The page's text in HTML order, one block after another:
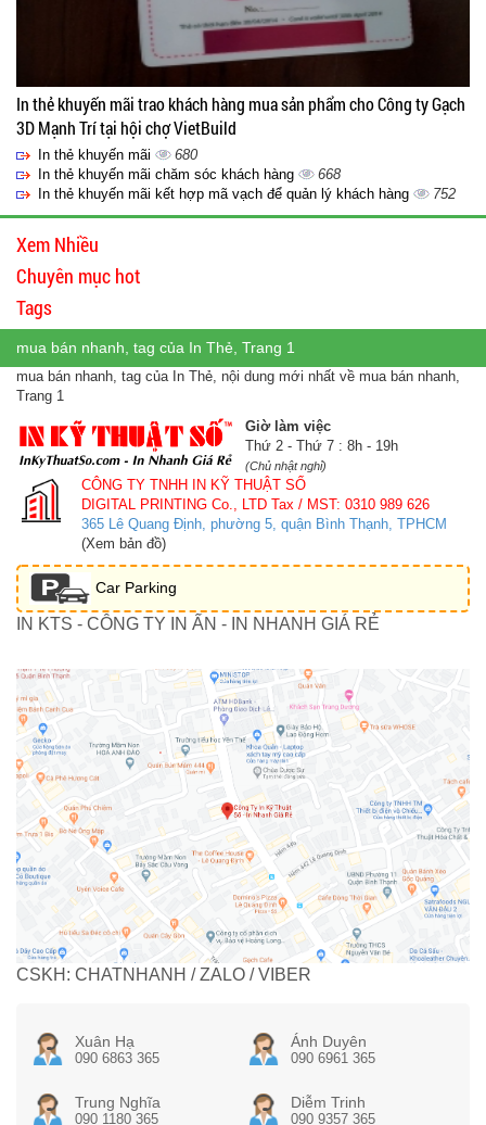
In thẻ khuyến mãi trao khách hàng mua sản phẩm cho Công ty Gạch
3D Mạnh Trí tại hội chợ VietBuild
In thẻ khuyến mãi
680
In thẻ khuyến mãi chăm sóc khách hàng
668
In thẻ khuyến mãi kết hợp mã vạch để quản lý khách hàng
752
Xem Nhiều
Chuyên mục hot
Tags
mua bán nhanh, tag của In Thẻ, Trang 1
mua bán nhanh, tag của In Thẻ, nội dung mới nhất về mua bán nhanh,
Trang 1
Giờ làm việc
Thứ 2 - Thứ 7 : 8h - 19h
(Chủ nhật nghỉ)
CÔNG TY TNHH IN KỸ THUẬT SỐ
DIGITAL PRINTING Co., LTD Tax / MST: 0310 989 626
365 Lê Quang Định, phường 5, quận Bình Thạnh, TPHCM
(Xem bản đồ)
Car Parking
IN KTS - CÔNG TY IN ẤN - IN NHANH GIÁ RẺ
CSKH: CHATNHANH / ZALO / VIBER
Xuân Hạ
090 6863 365
Ánh Duyên
090 6961 365
Trung Nghĩa
090 1180 365
Diễm Trinh
090 9357 365